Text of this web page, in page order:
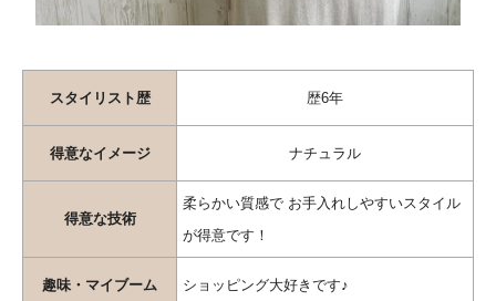
スタイリスト歴 歴6年
得意なイメージ ナチュラル
得意な技術
柔らかい質感で お手入れしやすいスタイル
が得意です！
趣味・マイブーム ショッピング大好きです♪